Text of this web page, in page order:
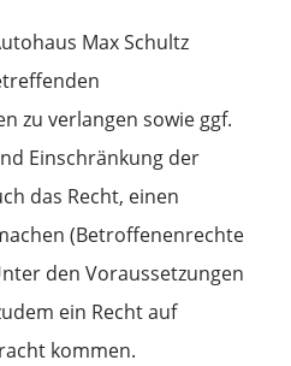
Max Schultz
zu verlangen sowie ggf.
Einschränkung der
das Recht, einen
(Betroffenenrechte
den Voraussetzungen
ein Recht auf
kommen.